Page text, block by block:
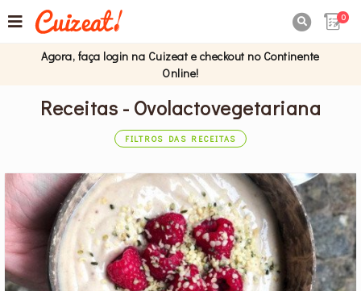
0
Agora, faça login na Cuizeat e checkout no Continente
Online!
Receitas - Ovolactovegetariana
FILTROS DAS RECEITAS